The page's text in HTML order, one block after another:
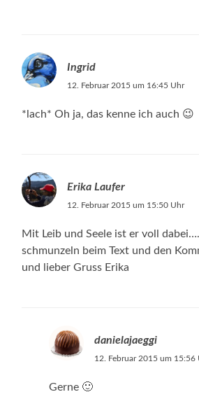
Ingrid
12. Februar 2015 um 16:45 Uhr
*lach* Oh ja, das kenne ich auch 😉
Erika Laufer
12. Februar 2015 um 15:50 Uhr
Mit Leib und Seele ist er voll
schmunzeln beim Text und den
und lieber Gruss Erika
danielajaeggi
12. Februar 2015 um 15:56
Gerne 🙂